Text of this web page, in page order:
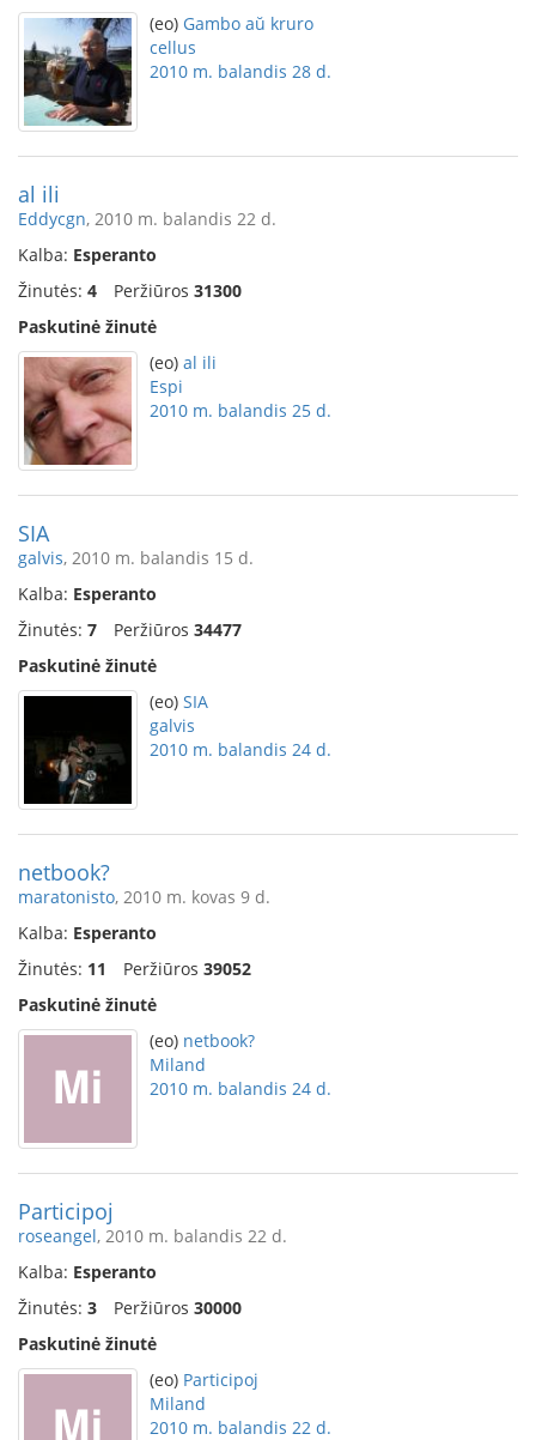
(eo) Gambo aŭ kruro
cellus
2010 m. balandis 28 d.
al ili
Eddycgn, 2010 m. balandis 22 d.
Kalba: Esperanto
Žinutės: 4 Peržiūros 31300
Paskutinė žinutė
(eo) al ili
Espi
2010 m. balandis 25 d.
SIA
galvis, 2010 m. balandis 15 d.
Kalba: Esperanto
Žinutės: 7 Peržiūros 34477
Paskutinė žinutė
(eo) SIA
galvis
2010 m. balandis 24 d.
netbook?
maratonisto, 2010 m. kovas 9 d.
Kalba: Esperanto
Žinutės: 11 Peržiūros 39052
Paskutinė žinutė
(eo) netbook?
Miland
2010 m. balandis 24 d.
Participoj
roseangel, 2010 m. balandis 22 d.
Kalba: Esperanto
Žinutės: 3 Peržiūros 30000
Paskutinė žinutė
(eo) Participoj
Miland
2010 m. balandis 22 d.